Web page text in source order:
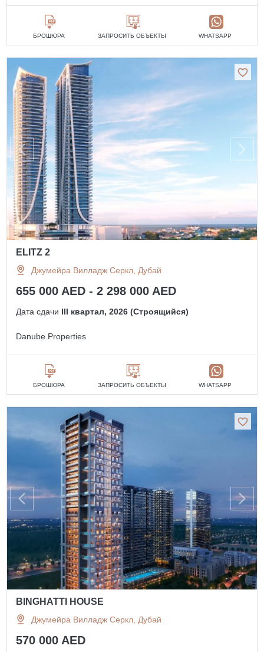
БРОШЮРА ЗАПРОСИТЬ ОБЪЕКТЫ WHATSAPP
ELITZ 2
Джумейра Вилладж Серкл, Дубай
655 000 AED - 2 298 000 AED
Дата сдачи III квартал, 2026 (Строящийся)
Danube Properties
БРОШЮРА ЗАПРОСИТЬ ОБЪЕКТЫ WHATSAPP
BINGHATTI HOUSE
Джумейра Вилладж Серкл, Дубай
570 000 AED